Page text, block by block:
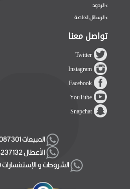
>الردود
>الرسائل الخاصة
تواصل معنا
Twitter
Instagram
Facebook
YouTube
Snapchat
المبيعات 966501087301
الأعطال 966534237132
الشروحات و الإستفسارات 966559903280